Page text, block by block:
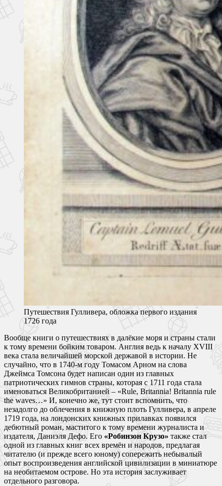
Путешествия Гулливера, обложка первого издания
1726 года
Вообще книги о путешествиях в далёкие моря и страны стали
к тому времени бойким товаром. Англия ведь к началу XVIII
века стала величайшей морской державой в истории. Не
случайно, что в 1740-м году Томасом Арном на слова
Джеймса Томсона будет написан один из главных
патриотических гимнов страны, которая с 1711 года стала
именоваться Великобританией – «Rule, Britannia! Britannia rule
the waves…» И, конечно же, тут стоит вспомнить, что
незадолго до облечения в книжную плоть Гулливера, в апреле
1719 года, на лондонских книжных прилавках появился
дебютный роман, маститого к тому времени журналиста и
издателя, Даниэля Дефо. Его «Робинзон Крузо» также стал
одной из главных книг всех времён и народов, предлагая
читателю (и прежде всего юному) сопережить небывалый
опыт воспроизведения английской цивилизации в миниатюре
на необитаемом острове. Но эта история заслуживает
отдельного разговора.